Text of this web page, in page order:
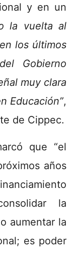
y en un
la vuelta al
los últimos
Gobierno
muy clara
Educación”,
de Cippec.
que “el
años
la
aumentar la
es poder